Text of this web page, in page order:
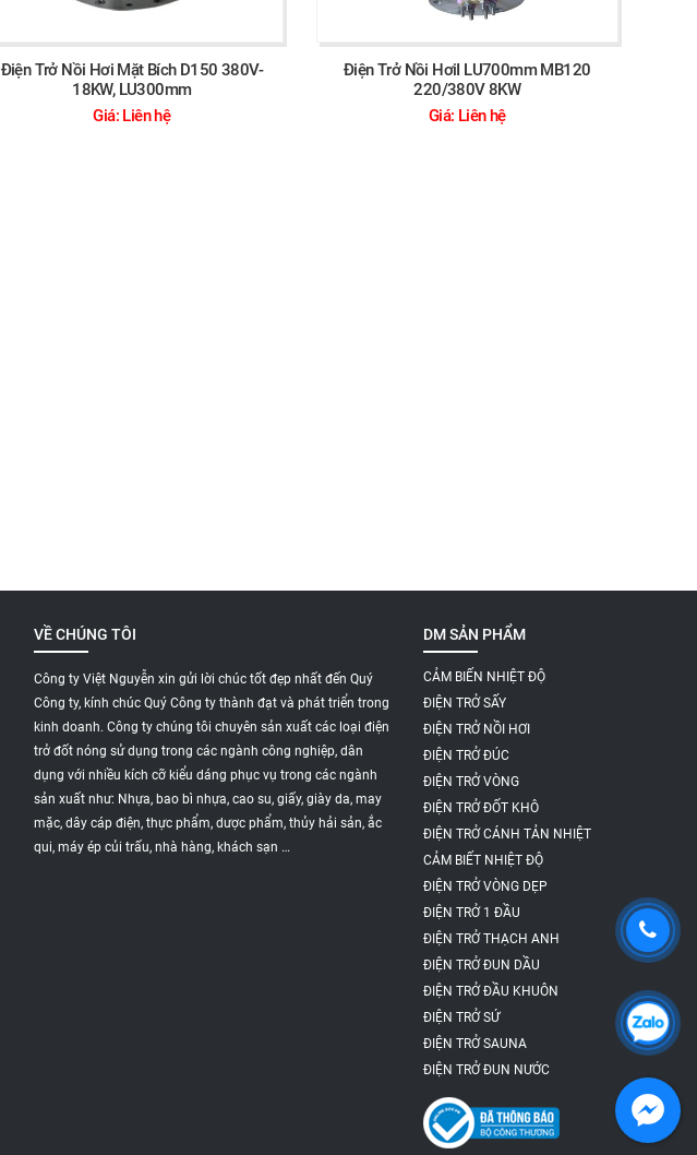
Điện Trở Nồi Hơi Mặt Bích D150 380V-
18KW, LU300mm
Giá: Liên hệ
Điện Trở Nồi HơiI LU700mm MB120
220/380V 8KW
Giá: Liên hệ
VỀ CHÚNG TÔI
Công ty Việt Nguyễn xin gửi lời chúc tốt đẹp nhất đến Quý
Công ty, kính chúc Quý Công ty thành đạt và phát triển trong
kinh doanh. Công ty chúng tôi chuyên sản xuất các loại điện
trở đốt nóng sử dụng trong các ngành công nghiệp, dân
dụng với nhiều kích cỡ kiểu dáng phục vụ trong các ngành
sản xuất như: Nhựa, bao bì nhựa, cao su, giấy, giày da, may
mặc, dây cáp điện, thực phẩm, dược phẩm, thủy hải sản, ắc
qui, máy ép củi trấu, nhà hàng, khách sạn …
DM SẢN PHẨM
CẢM BIẾN NHIỆT ĐỘ
ĐIỆN TRỞ SẤY
ĐIỆN TRỞ NỒI HƠI
ĐIỆN TRỞ ĐÚC
ĐIỆN TRỞ VÒNG
ĐIỆN TRỞ ĐỐT KHÔ
ĐIỆN TRỞ CÁNH TẢN NHIỆT
CẢM BIẾT NHIỆT ĐỘ
ĐIỆN TRỞ VÒNG DẸP
ĐIỆN TRỞ 1 ĐẦU
ĐIỆN TRỞ THẠCH ANH
ĐIỆN TRỞ ĐUN DẦU
ĐIỆN TRỞ ĐẦU KHUÔN
ĐIỆN TRỞ SỨ
ĐIỆN TRỞ SAUNA
ĐIỆN TRỞ ĐUN NƯỚC